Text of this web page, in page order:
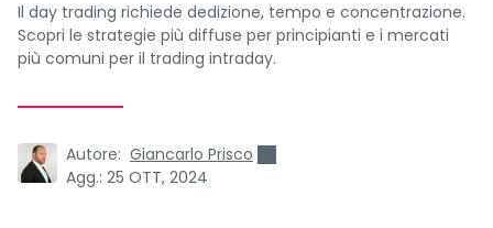
Il day trading richiede dedizione, tempo e concentrazione.
Scopri le strategie più diffuse per principianti e i mercati
più comuni per il trading intraday.
Autore: Giancarlo Prisco
Agg.: 25 OTT, 2024